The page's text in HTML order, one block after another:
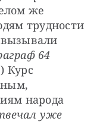
же
трудности
64
) Курс
народа
уже